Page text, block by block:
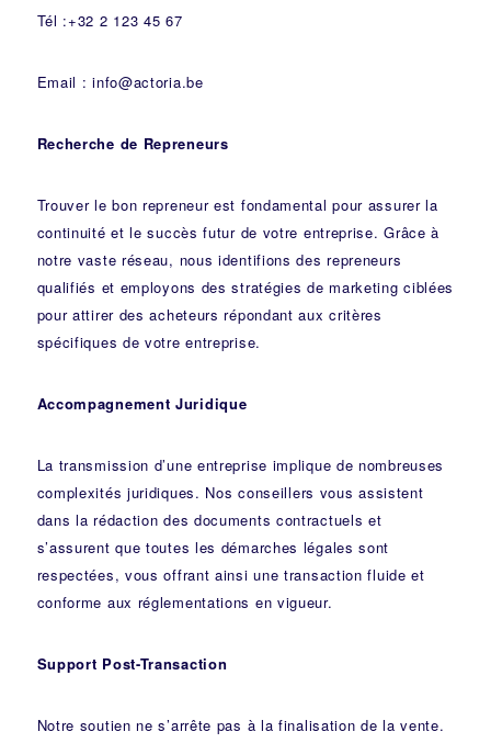
Tél :+32 2 123 45 67
Email : info@actoria.be
Recherche de Repreneurs
Trouver le bon repreneur est fondamental pour assurer la
continuité et le succès futur de votre entreprise. Grâce à
notre vaste réseau, nous identifions des repreneurs
qualifiés et employons des stratégies de marketing ciblées
pour attirer des acheteurs répondant aux critères
spécifiques de votre entreprise.
Accompagnement Juridique
La transmission d’une entreprise implique de nombreuses
complexités juridiques. Nosconseillers vous assistent
dans la rédaction des documents contractuels et
s’assurent que toutes les démarches légales sont
respectées, vous offrant ainsi une transaction fluide et
conforme aux réglementations en vigueur.
Support Post-Transaction
Notre soutien ne s’arrête pas à la finalisation de la vente.